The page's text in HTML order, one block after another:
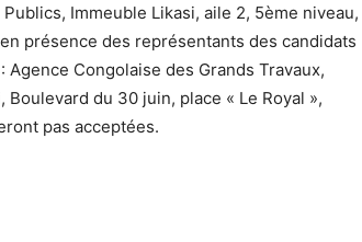
Immeuble Likasi, aile 2, 5ème niveau,
présence des représentants des candidats
Congolaise des Grands Travaux,
du 30 juin, place « Le Royal »,
pas acceptées.